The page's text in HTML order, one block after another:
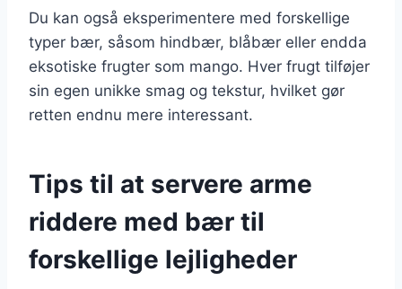
Du kan også eksperimentere med forskellige
typer bær, såsom hindbær, blåbær eller endda
eksotiske frugter som mango. Hver frugt tilføjer
sin egen unikke smag og tekstur, hvilket gør
retten endnu mere interessant.
Tips til at servere arme
riddere med bær til
forskellige lejligheder